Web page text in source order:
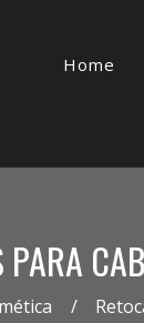
Home
PARA